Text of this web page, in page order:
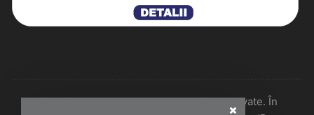
Historiarum 2026 - Toate drepturile rezervate. În